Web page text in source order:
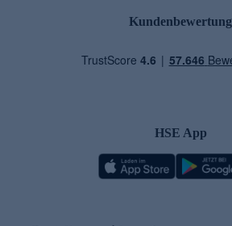
Kundenbewertung
HSE App